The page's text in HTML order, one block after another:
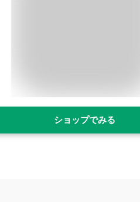
ショップでみる